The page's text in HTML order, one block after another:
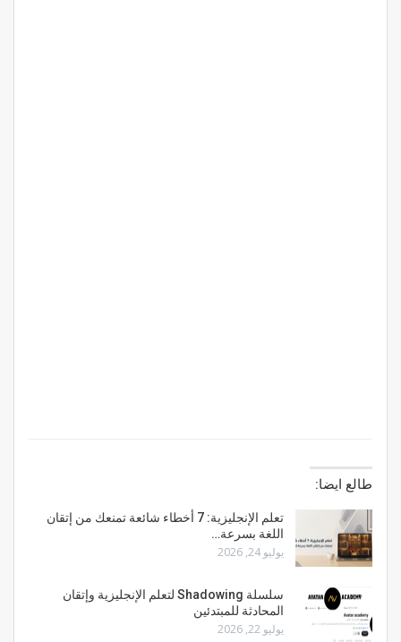
طالع ايضا:
تعلم الإنجليزية: 7 أخطاء شائعة تمنعك من إتقان
اللغة بسرعة…
يوليو 24, 2026
سلسلة Shadowing لتعلم الإنجليزية وإتقان
المحادثة للمبتدئين
يوليو 22, 2026